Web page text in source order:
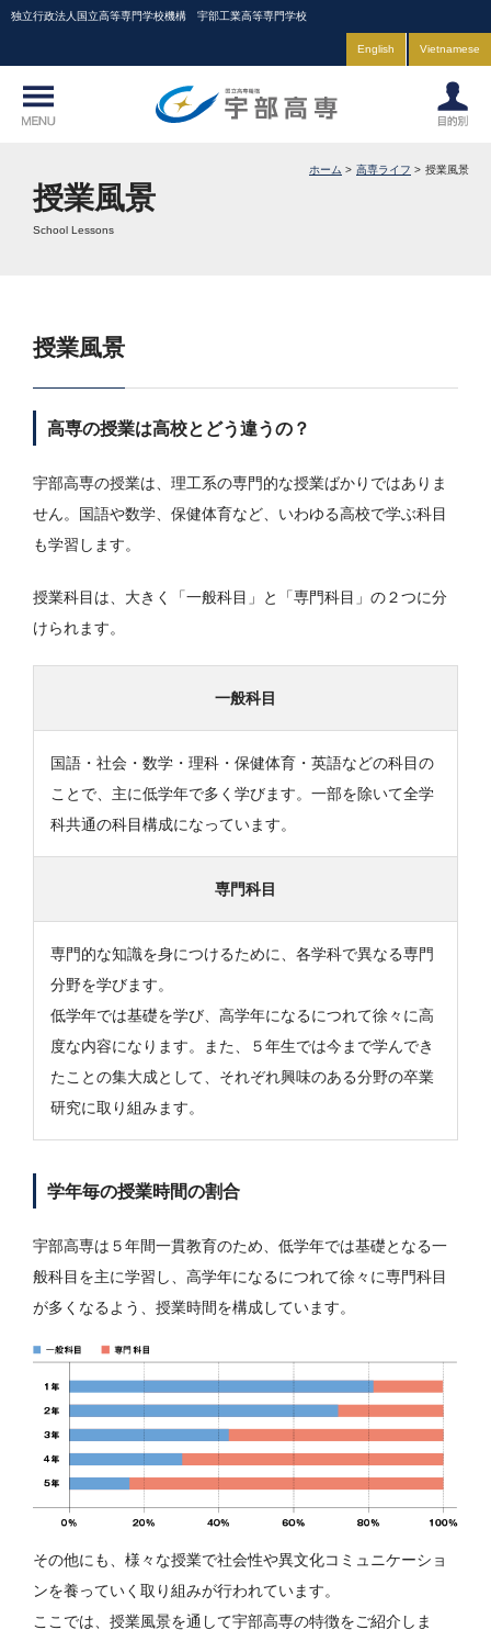
独立行政法人国立高等専門学校機構 宇部工業高等専門学校
English Vietnamese
ホーム 高専ライフ 授業風景
授業風景
School Lessons
授業風景
高専の授業は高校とどう違うの？
宇部高専の授業は、理工系の専門的な授業ばかりではありま
せん。国語や数学、保健体育など、いわゆる高校で学ぶ科目
も学習します。
授業科目は、大きく「一般科目」と「専門科目」の２つに分
けられます。
一般科目
国語・社会・数学・理科・保健体育・英語などの科目の
ことで、主に低学年で多く学びます。一部を除いて全学
科共通の科目構成になっています。
専門科目
専門的な知識を身につけるために、各学科で異なる専門
分野を学びます。
低学年では基礎を学び、高学年になるにつれて徐々に高
度な内容になります。また、５年生では今まで学んでき
たことの集大成として、それぞれ興味のある分野の卒業
研究に取り組みます。
学年毎の授業時間の割合
宇部高専は５年間一貫教育のため、低学年では基礎となる一
般科目を主に学習し、高学年になるにつれて徐々に専門科目
が多くなるよう、授業時間を構成しています。
その他にも、様々な授業で社会性や異文化コミュニケーショ
ンを養っていく取り組みが行われています。
ここでは、授業風景を通して宇部高専の特徴をご紹介しま